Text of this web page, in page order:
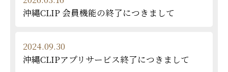
沖縄CLIP 会員機能の終了につきまして
2024.09.30
沖縄CLIPアプリサービス終了につきまして